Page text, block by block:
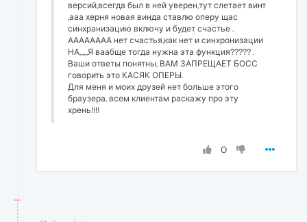
версий,всегда был в ней уверен,тут слетает винт
,ааа херня новая винда ставлю оперу щас
синхранизацию включу и будет счастье .
АААААААА нет счастья,как нет и синхронизации
НА,,,,,,Я ваабще тогда нужна эта функция????? .
Ваши ответы понятны, ВАМ ЗАПРЕЩАЕТ БОСС
говорить это КАСЯК ОПЕРЫ.
Для меня и моих друзей нет больше этого
браузера, всем клиентам раскажу про эту
хрень!!!!
0